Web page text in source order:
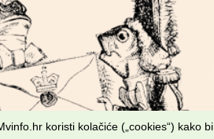
koristi kolačiće („cookies“) kako